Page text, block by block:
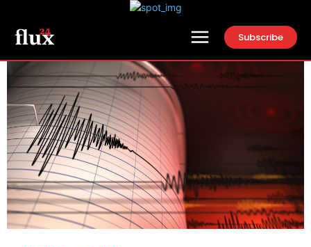
Subscribe